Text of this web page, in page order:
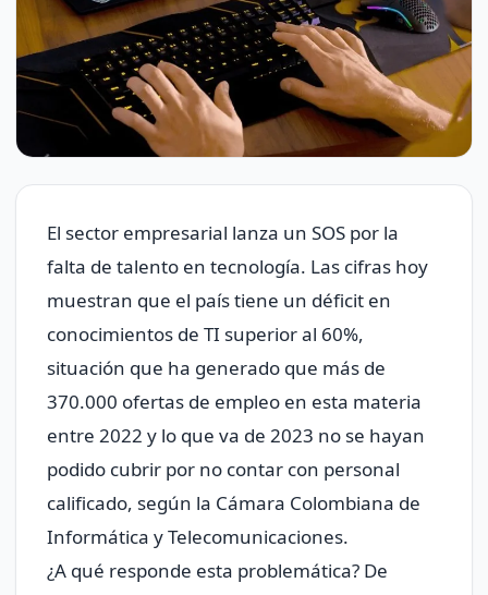
El sector empresarial lanza un SOS por la
falta de talento en tecnología. Las cifras hoy
muestran que el país tiene un déficit en
conocimientos de TI superior al 60%,
situación que ha generado que más de
370.000 ofertas de empleo en esta materia
entre 2022 y lo que va de 2023 no se hayan
podido cubrir por no contar con personal
calificado, según la Cámara Colombiana de
Informática y Telecomunicaciones.
¿A qué responde esta problemática? De